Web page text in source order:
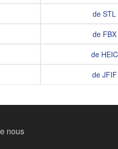
de STL
de
de
de
nous